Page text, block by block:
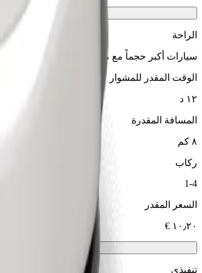
الراحة
سيارات أكبر حجماً مع مساحة أكبر للأرجل والتخزين
الوقت المقدر للمشوار
١٢ د
المسافة المقدرة
٨ كم
ركاب
1-4
السعر المقدر
تنفيذي